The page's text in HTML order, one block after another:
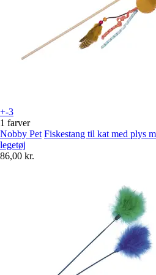
+-3
1 farver
Nobby Pet Fiskestang til kat med plys
legetøj
86,00 kr.